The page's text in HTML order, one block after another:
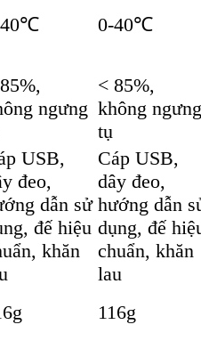
0-40℃
ngưng
< 85%,
không ngưng
tụ
USB,
đeo,
dẫn sử
đế hiệu
khăn
Cáp USB,
dây đeo,
hướng dẫn
dụng, đế
chuẩn, khăn
lau
116g